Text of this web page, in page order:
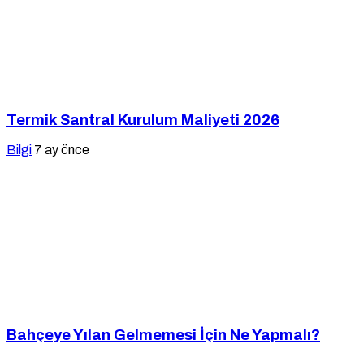
Termik Santral Kurulum Maliyeti 2026
Bilgi 7 ay önce
Bahçeye Yılan Gelmemesi İçin Ne Yapmalı?